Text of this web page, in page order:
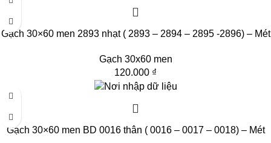
Gạch 30×60 men 2893 nhạt ( 2893 – 2894 – 2895 -2896) – Mét
Gạch 30x60 men
120.000 ₫
Gạch 30×60 men BD 0016 thân ( 0016 – 0017 – 0018) – Mét